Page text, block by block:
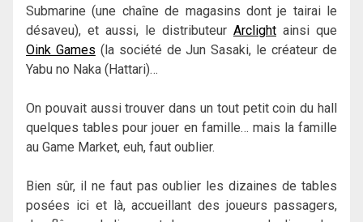
Submarine (une chaîne de magasins dont je tairai le
désaveu), et aussi, le distributeur Arclight ainsi que
Oink Games (la société de Jun Sasaki, le créateur de
Yabu no Naka (Hattari)…
On pouvait aussi trouver dans un tout petit coin du hall
quelques tables pour jouer en famille… mais la famille
au Game Market, euh, faut oublier.
Bien sûr, il ne faut pas oublier les dizaines de tables
posées ici et là, accueillant des joueurs passagers,